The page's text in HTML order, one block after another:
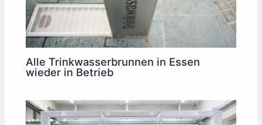
Alle Trinkwasserbrunnen in Essen
wieder in Betrieb